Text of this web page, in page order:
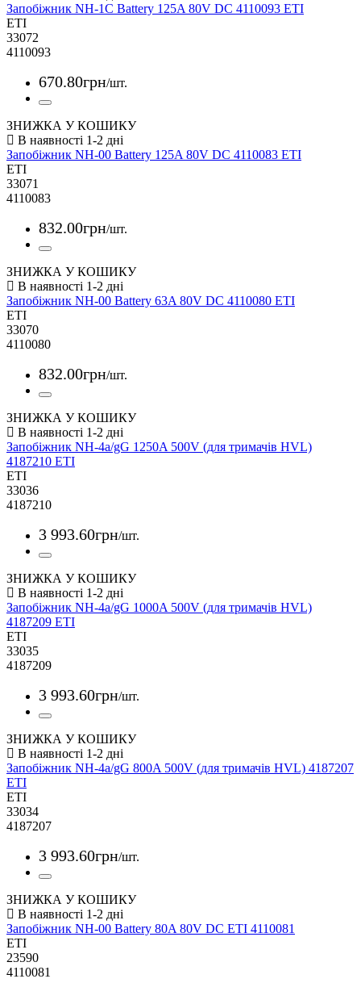
Запобіжник NH-1C Battery 125A 80V DC 4110093 ETI
ETI
33072
4110093
670.80грн/шт.
ЗНИЖКА У КОШИКУ
Запобіжник NH-00 Battery 125A 80V DC 4110083 ETI
ETI
33071
4110083
832.00грн/шт.
ЗНИЖКА У КОШИКУ
Запобіжник NH-00 Battery 63A 80V DC 4110080 ETI
ETI
33070
4110080
832.00грн/шт.
ЗНИЖКА У КОШИКУ
Запобіжник NH-4a/gG 1250A 500V (для тримачів HVL)
4187210 ETI
ETI
33036
4187210
3 993.60грн/шт.
ЗНИЖКА У КОШИКУ
Запобіжник NH-4a/gG 1000A 500V (для тримачів HVL)
4187209 ETI
ETI
33035
4187209
3 993.60грн/шт.
ЗНИЖКА У КОШИКУ
Запобіжник NH-4a/gG 800A 500V (для тримачів HVL) 4187207
ETI
ETI
33034
4187207
3 993.60грн/шт.
ЗНИЖКА У КОШИКУ
Запобіжник NH-00 Battery 80A 80V DC ETI 4110081
ETI
23590
4110081